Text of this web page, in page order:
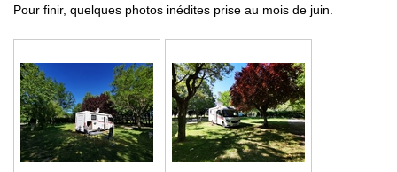
Pour finir, quelques photos inédites prise au mois de juin.